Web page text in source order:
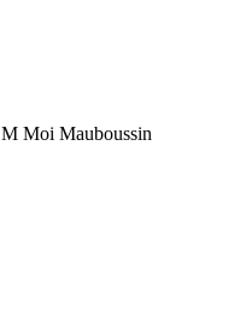
M Moi Mauboussin